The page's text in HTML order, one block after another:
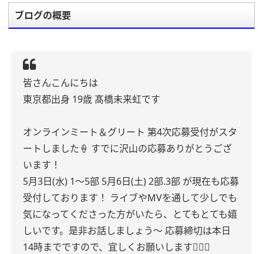
ブログの概要
皆さんこんにちは
東京都出身 19歳 髙橋未来虹です
オンラインミート＆グリート 第4次応募受付がスタ
ートしました🍦 すでに沢山の応募ありがとうござ
います！
5月3日(水) 1〜5部 5月6日(土) 2部.3部 が現在も応募
受付しております！ ライブやMVを通して少しでも
気になってくださった方がいたら、とてもとても嬉
しいです。是非お話しましょう〜 応募締切は本日
14時までですので、宜しくお願いします🙇🏻‍♂️